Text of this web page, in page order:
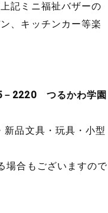
記ミニ福祉バザーの
、キッチンカー等楽
2220 つるかわ学園
品文具・玩具・小型
場合もございますので